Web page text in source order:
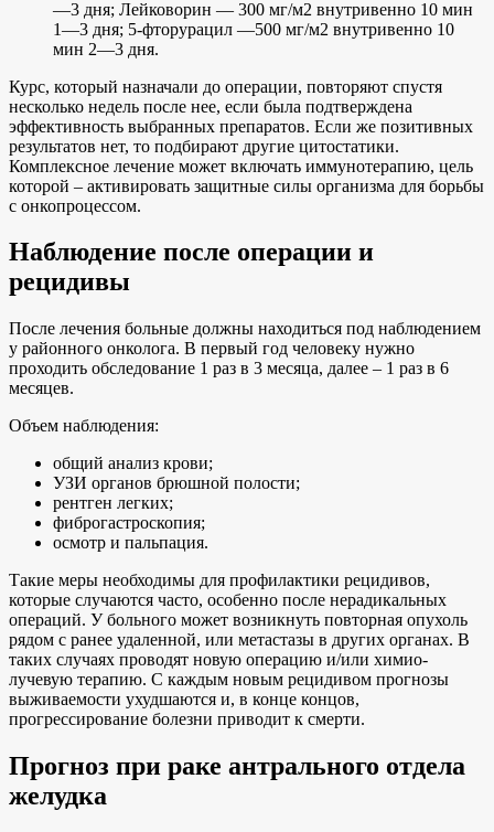
—3 дня; Лейковорин — 300 мг/м2 внутривенно 10 мин
1—3 дня; 5-фторурацил —500 мг/м2 внутривенно 10
мин 2—3 дня.
Курс, который назначали до операции, повторяют спустя
несколько недель после нее, если была подтверждена
эффективность выбранных препаратов. Если же позитивных
результатов нет, то подбирают другие цитостатики.
Комплексное лечение может включать иммунотерапию, цель
которой – активировать защитные силы организма для борьбы
с онкопроцессом.
Наблюдение после операции и
рецидивы
После лечения больные должны находиться под наблюдением
у районного онколога. В первый год человеку нужно
проходить обследование 1 раз в 3 месяца, далее – 1 раз в 6
месяцев.
Объем наблюдения:
общий анализ крови;
УЗИ органов брюшной полости;
рентген легких;
фиброгастроскопия;
осмотр и пальпация.
Такие меры необходимы для профилактики рецидивов,
которые случаются часто, особенно после нерадикальных
операций. У больного может возникнуть повторная опухоль
рядом с ранее удаленной, или метастазы в других органах. В
таких случаях проводят новую операцию и/или химио-
лучевую терапию. С каждым новым рецидивом прогнозы
выживаемости ухудшаются и, в конце концов,
прогрессирование болезни приводит к смерти.
Прогноз при раке антрального отдела
желудка